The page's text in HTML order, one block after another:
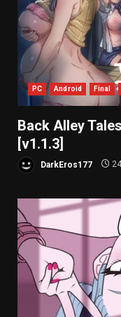
PC Android Final
Back Alley
[v1.1.3]
DarkEros177